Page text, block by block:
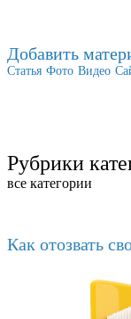
Добавить
Статья Фото Видео
Рубрики
все категории
Как отозвать